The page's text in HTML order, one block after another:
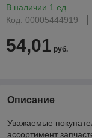
В наличии 1 ед.
Код: 00005444919
54,01 руб.
Описание
Уважаемые
ассортимент